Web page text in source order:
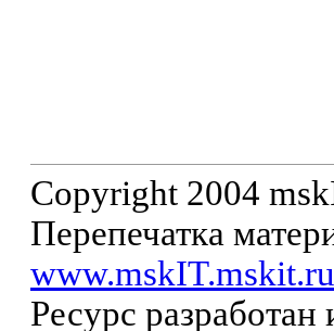
Copyright 2004
Перепечатка
www.mskIT.mskit.ru
Ресурс